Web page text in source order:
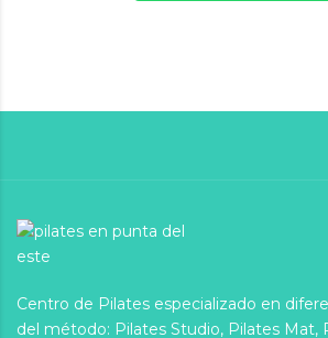
Centro de Pilates especializado en
del método: Pilates Studio, Pilates Mat,